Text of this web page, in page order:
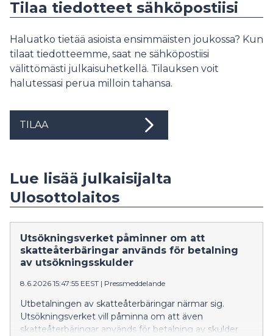
Tilaa tiedotteet sähköpostiisi
Haluatko tietää asioista ensimmäisten joukossa? Kun
tilaat tiedotteemme, saat ne sähköpostiisi
välittömästi julkaisuhetkellä. Tilauksen voit
halutessasi perua milloin tahansa.
TILAA
Lue lisää julkaisijalta
Ulosottolaitos
Utsökningsverket påminner om att
skatteåterbäringar används för betalning
av utsökningsskulder
8.6.2026 15:47:55 EEST | Pressmeddelande
Utbetalningen av skatteåterbäringar närmar sig.
Utsökningsverket vill påminna om att även
skatteåterbäringar används för betalning av skulder